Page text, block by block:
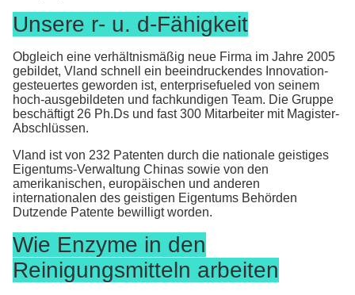
Unsere r- u. d-Fähigkeit
Obgleich eine verhältnismäßig neue Firma im Jahre 2005
gebildet, Vland schnell ein beeindruckendes Innovation-
gesteuertes geworden ist, enterprisefueled von seinem
hoch-ausgebildeten und fachkundigen Team. Die Gruppe
beschäftigt 26 Ph.Ds und fast 300 Mitarbeiter mit Magister-
Abschlüssen.
Vland ist von 232 Patenten durch die nationale geistiges
Eigentums-Verwaltung Chinas sowie von den
amerikanischen, europäischen und anderen
internationalen des geistigen Eigentums Behörden
Dutzende Patente bewilligt worden.
Wie Enzyme in den
Reinigungsmitteln arbeiten